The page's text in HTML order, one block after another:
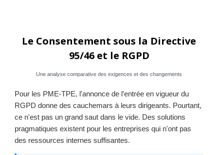
Le Consentement sous la Directive
95/46 et le RGPD
Une analyse comparative des exigences et des changements
Pour les PME-TPE, l'annonce de l'entrée en vigueur du
RGPD donne des cauchemars à leurs dirigeants. Pourtant,
ce n'est pas un grand saut dans le vide. Des solutions
pragmatiques existent pour les entreprises qui n'ont pas
des ressources internes suffisantes.